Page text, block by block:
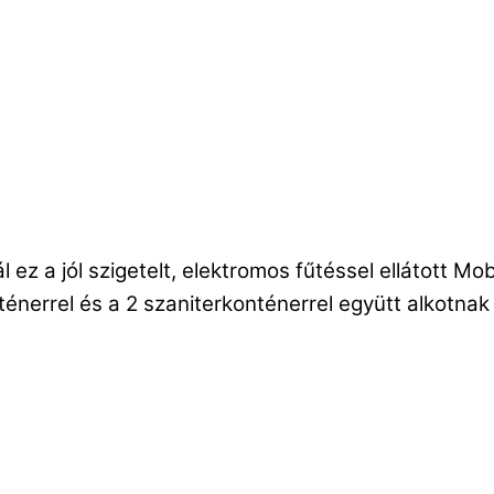
ez a jól szigetelt, elektromos fűtéssel ellátott
és a 2 szaniterkonténerrel együtt